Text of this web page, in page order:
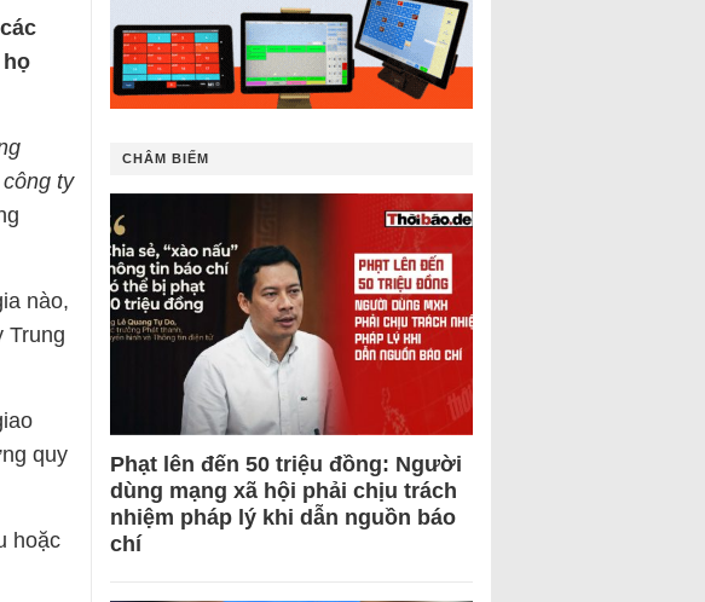
ty
nào,
Trung
quy
hoặc
CHÂM BIẾM
Phạt lên đến 50 triệu đồng: Người
dùng mạng xã hội phải chịu trách
nhiệm pháp lý khi dẫn nguồn báo
chí